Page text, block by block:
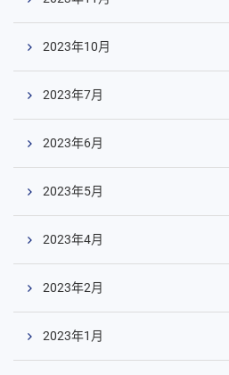
2023年10月
2023年7月
2023年6月
2023年5月
2023年4月
2023年2月
2023年1月